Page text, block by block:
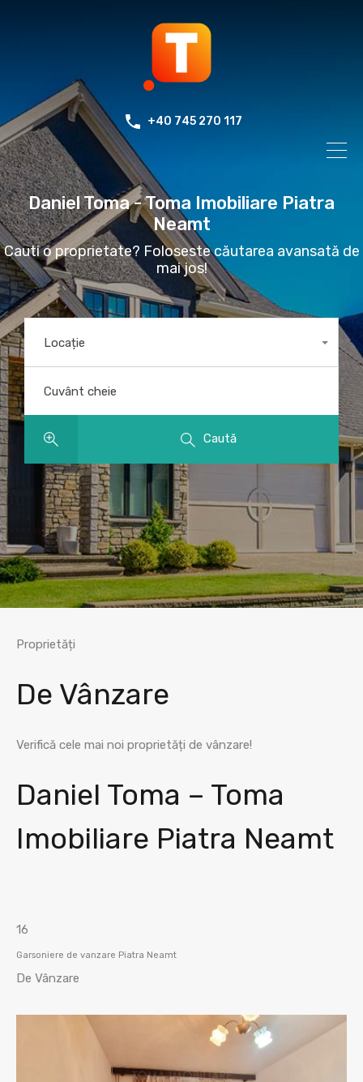
+40 745 270 117
Daniel Toma - Toma Imobiliare Piatra
Neamt
Cauti o proprietate? Foloseste căutarea avansată de
mai jos!
Locație
Oriunde
Cuvânt cheie
Caută
Proprietăți
De Vânzare
Verifică cele mai noi proprietăți de vânzare!
Daniel Toma – Toma
Imobiliare Piatra Neamt
16
Garsoniere de vanzare Piatra Neamt
De Vânzare